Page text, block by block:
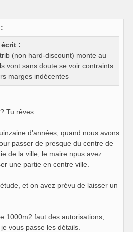
écrit :
(non hard-discount) monte au
vont sans doute se voir contraints
marges indécentes
Tu rêves.
d'années, quand nous avons
passer de presque du centre de
de la ville, le maire npus avez
une partie en centre ville.
et on avez prévu de laisser un
1000m2 faut des autorisations,
vous passe les détails.